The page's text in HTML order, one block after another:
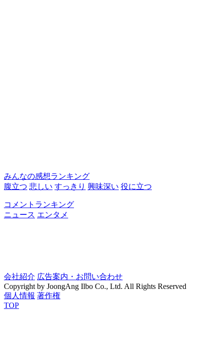
みんなの感想ランキング
腹立つ 悲しい すっきり 興味深い 役に立つ
コメントランキング
ニュース エンタメ
会社紹介 広告案内・お問い合わせ
Copyright by JoongAng Ilbo Co., Ltd. All Rights Reserved
個人情報 著作権
TOP